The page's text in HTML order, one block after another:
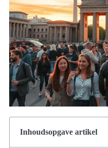
Inhoudsopgave artikel